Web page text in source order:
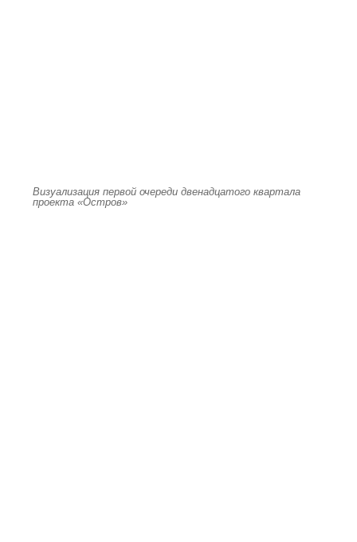
Визуализация первой очереди двенадцатого квартала
проекта «Остров»